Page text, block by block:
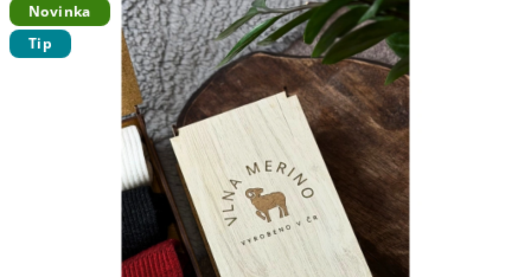
produktu
je
5,0
hvězdiček.
Novinka
Tip